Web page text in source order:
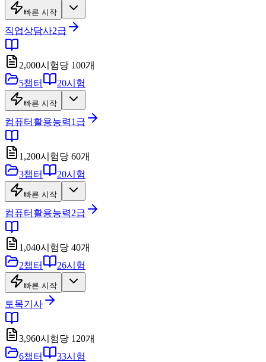
빠른 시작
직업상담사2급
2,000시험당 100개
5챕터 20시험
빠른 시작
컴퓨터활용능력1급
1,200시험당 60개
3챕터 20시험
빠른 시작
컴퓨터활용능력2급
1,040시험당 40개
2챕터 26시험
빠른 시작
토목기사
3,960시험당 120개
6챕터 33시험